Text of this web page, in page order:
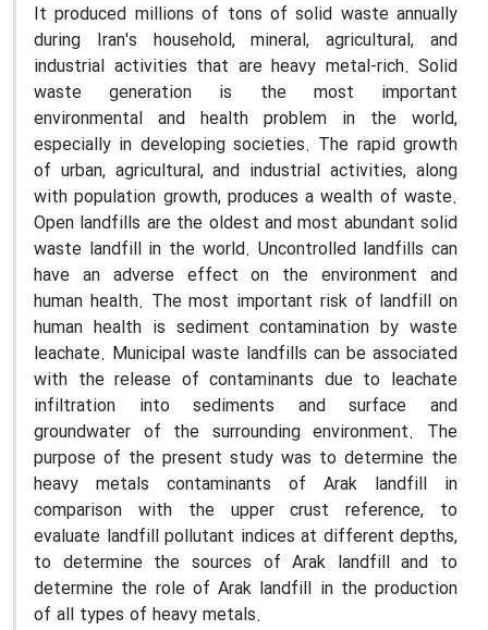
It produced millions of tons of solid waste annually
during Iran's household, mineral, agricultural, and
industrial activities that are heavy metal-rich. Solid
waste generation is the most important
environmental and health problem in the world,
especially in developing societies. The rapid growth
of urban, agricultural, and industrial activities, along
with population growth, produces a wealth of waste.
Open landfills are the oldest and most abundant solid
waste landfill in the world. Uncontrolled landfills can
have an adverse effect on the environment and
human health. The most important risk of landfill on
human health is sediment contamination by waste
leachate. Municipal waste landfills can be associated
with the release of contaminants due to leachate
infiltration into sediments and surface and
groundwater of the surrounding environment. The
purpose of the present study was to determine the
heavy metals contaminants of Arak landfill in
comparison with the upper crust reference, to
evaluate landfill pollutant indices at different depths,
to determine the sources of Arak landfill and to
determine the role of Arak landfill in the production
of all types of heavy metals.